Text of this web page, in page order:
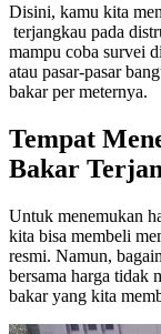
Disini, kamu kita
terjangkau pada
mampu coba survei
atau pasar-pasar
bakar per meternya.
Tempat
Bakar
Untuk menemukan
kita bisa membeli
resmi. Namun,
bersama harga tidak
bakar yang kita